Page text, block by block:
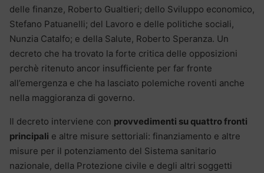
delle finanze, Roberto Gualtieri; dello Sviluppo economico,
Stefano Patuanelli; del Lavoro e delle politiche sociali,
Nunzia Catalfo; e della Salute, Roberto Speranza. Un
decreto che ha trovato la forte critica delle opposizioni
perchè ritenuto ancor insufficiente per far fronte
all’emergenza e che ha lasciato polemiche roventi anche
nella maggioranza di governo.
Il decreto interviene con provvedimenti su quattro fronti
principali e altre misure settoriali: finanziamento e altre
misure per il potenziamento del Sistema sanitario
nazionale, della Protezione civile e degli altri soggetti